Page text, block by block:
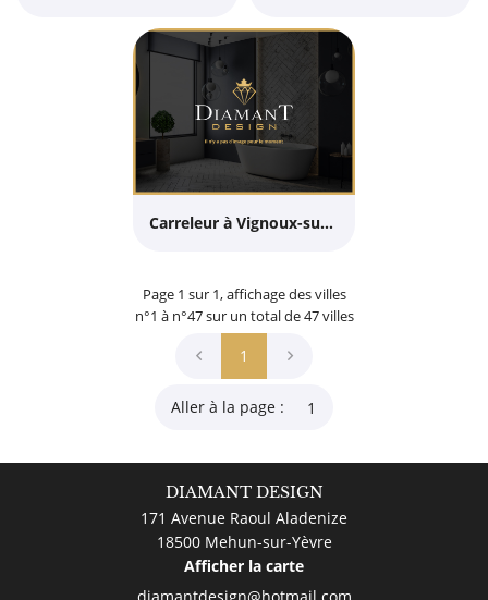
Carreleur à Vignoux-sur-Barangeon
Page 1 sur 1,affichage des villes
n°1 à n°47 sur un total de 47villes
1
Aller à la page :
DIAMANT DESIGN
171 Avenue Raoul Aladenize
18500 Mehun-sur-Yèvre
Afficher la carte